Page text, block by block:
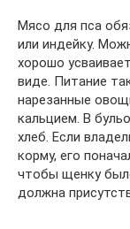
Мясо для пса
или индейку.
хорошо
виде. Питание
нарезанные
кальцием. В
хлеб. Если
корму, его
чтобы щенку
должна